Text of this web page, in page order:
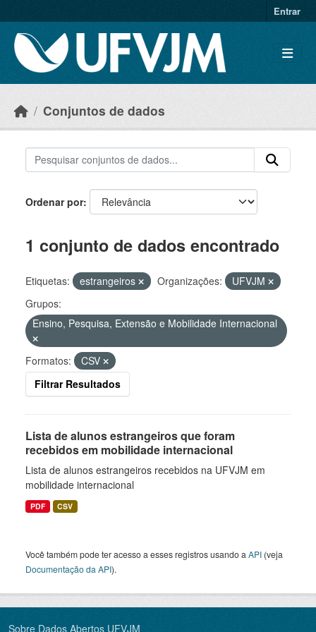
Entrar
Conjuntos de dados
Ordenar por
1 conjunto de dados encontrado
Etiquetas: estrangeiros Organizações:
UFVJM
Grupos:
Ensino, Pesquisa, Extensão e Mobilidade Internacional
Formatos:
CSV
Filtrar Resultados
Lista de alunos estrangeiros que foram
recebidos em mobilidade internacional
Lista de alunos estrangeiros recebidos na UFVJM em
mobilidade internacional
PDF CSV
Você também pode ter acesso a esses registros usando a API (veja
Documentação da API).
Sobre Dados Abertos UFVJM